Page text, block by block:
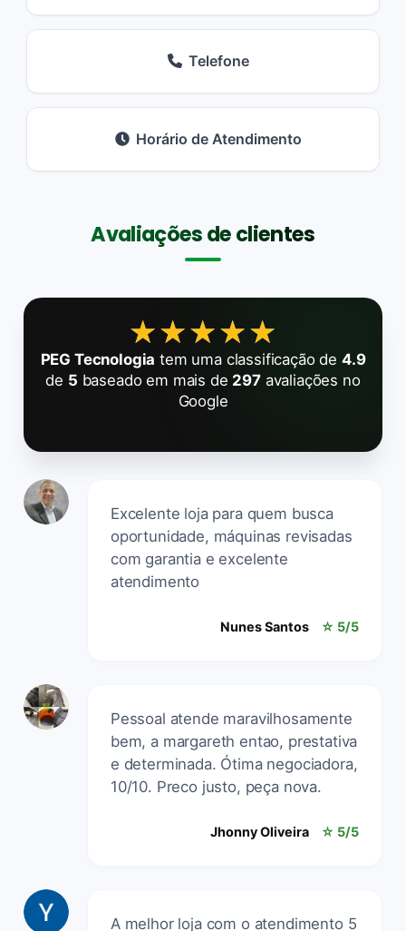
Telefone
Horário de Atendimento
Avaliações de clientes
★★★★★
★★★★★
PEG Tecnologia tem uma classificação de 4.9
de 5 baseado em mais de 297avaliações no
Google
Excelente loja para quem busca
oportunidade, máquinas revisadas
com garantia e excelente
atendimento
Nunes Santos ☆ 5/5
Pessoal atende maravilhosamente
bem, a margareth entao, prestativa
e determinada. Ótima negociadora,
10/10. Preco justo, peça nova.
Jhonny Oliveira ☆ 5/5
A melhor loja com o atendimento 5